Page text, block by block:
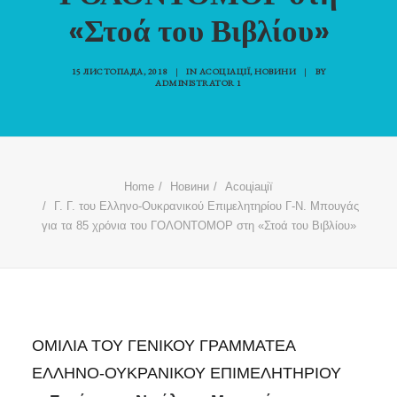
«Στοά του Βιβλίου»
15 ЛИСТОПАДА, 2018 | IN АСОЦІАЦІЇ,НОВИНИ |
BY
ADMINISTRATOR 1
Home Новини
Асоціації
Γ. Γ. του Ελληνο-Ουκρανικού Επιμελητηρίου Γ-Ν. Μπουγάς
για τα 85 χρόνια του ΓΟΛΟΝΤΟΜΟΡ στη «Στοά του Βιβλίου»
ΟΜΙΛΙΑ ΤΟΥ ΓΕΝΙΚΟΥ ΓΡΑΜΜΑΤΕΑ
ΕΛΛΗΝΟ-ΟΥΚΡΑΝΙΚΟΥ ΕΠΙΜΕΛΗΤΗΡΙΟΥ